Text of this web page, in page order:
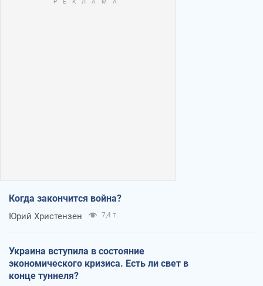
Когда закончится война?
Юрий Христензен 7,4 т.
Украина вступила в состояние
экономического кризиса. Есть ли свет в
конце туннеля?